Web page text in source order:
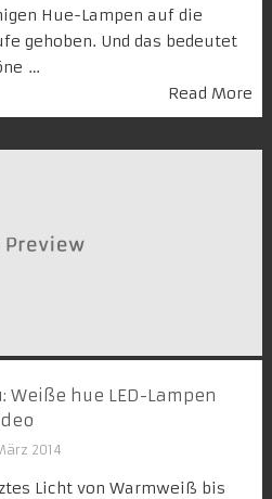
Hue-Lampen auf die
gehoben. Und das bedeutet
…
Read More
hue LED-Lampen
2014
Licht von Warmweiß bis